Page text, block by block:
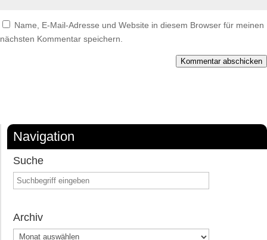
Name, E-Mail-Adresse und Website in diesem Browser für meinen
nächsten Kommentar speichern.
Kommentar abschicken
Navigation
Suche
Archiv
Archiv